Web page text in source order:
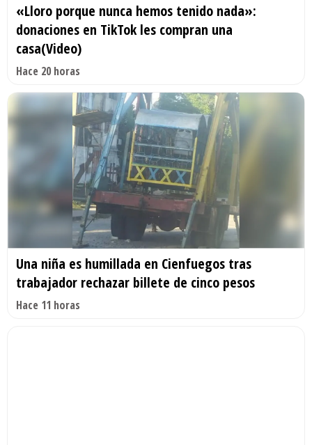
«Lloro porque nunca hemos tenido nada»:
donaciones en TikTok les compran una
casa(Video)
Hace 20 horas
Una niña es humillada en Cienfuegos tras
trabajador rechazar billete de cinco pesos
Hace 11 horas